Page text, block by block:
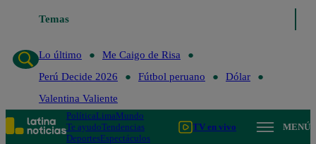
Temas
Lo último
Lo último
Me Caigo de Risa
Perú Decide 2026
Fútbol peruano
Dólar
Valentina Valiente
PolíticaLimaMundo
Te ayudoTendencias
DeportesEspectáculos
TV en vivo MENÚ